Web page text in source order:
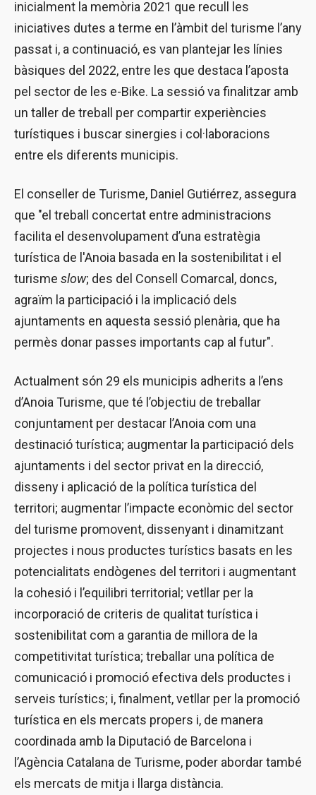
inicialment la memòria 2021 que recull les
iniciatives dutes a terme en l’àmbit del turisme l’any
passat i, a continuació, es van plantejar les línies
bàsiques del 2022, entre les que destaca l’aposta
pel sector de les e-Bike. La sessió va finalitzar amb
un taller de treball per compartir experiències
turístiques i buscar sinergies i col·laboracions
entre els diferents municipis.
El conseller de Turisme, Daniel Gutiérrez, assegura
que "el treball concertat entre administracions
facilita el desenvolupament d’una estratègia
turística de l'Anoia basada en la sostenibilitat i el
turisme slow; des del Consell Comarcal, doncs,
agraïm la participació i la implicació dels
ajuntaments en aquesta sessió plenària, que ha
permès donar passes importants cap al futur".
Actualment són 29 els municipis adherits a l’ens
d’Anoia Turisme, que té l’objectiu de treballar
conjuntament per destacar l’Anoia com una
destinació turística; augmentar la participació dels
ajuntaments i del sector privat en la direcció,
disseny i aplicació de la política turística del
territori; augmentar l’impacte econòmic del sector
del turisme promovent, dissenyant i dinamitzant
projectes i nous productes turístics basats en les
potencialitats endògenes del territori i augmentant
la cohesió i l’equilibri territorial; vetllar per la
incorporació de criteris de qualitat turística i
sostenibilitat com a garantia de millora de la
competitivitat turística; treballar una política de
comunicació i promoció efectiva dels productes i
serveis turístics; i, finalment, vetllar per la promoció
turística en els mercats propers i, de manera
coordinada amb la Diputació de Barcelona i
l’Agència Catalana de Turisme, poder abordar també
els mercats de mitja i llarga distància.